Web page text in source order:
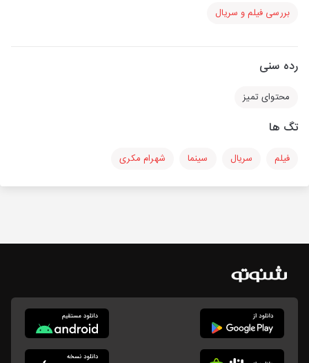
بررسی فیلم و سریال
رده سنی
محتوای تمیز
تگ ها
فیلم سریال سینما شهرام مکری